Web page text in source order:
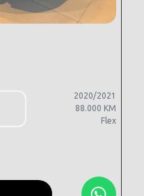
2020/2021
88.000 KM
Flex